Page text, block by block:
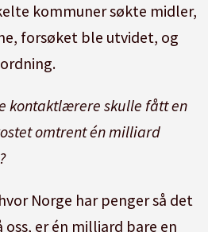
kommuner søkte midler,
forsøket ble utvidet, og
kontaktlærere skulle fått en
omtrent én milliard
Norge har penger så det
er én milliard bare en